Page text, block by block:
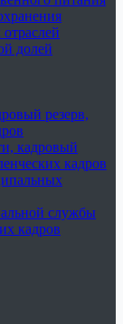
долей
резерв,
кадровый
кадров
службы
кадров